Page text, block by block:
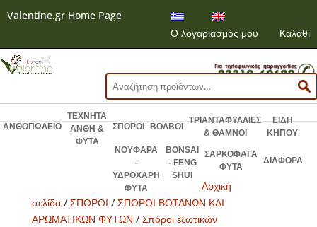
Valentine.gr Home Page
Ο λογαριασμός μου
Καλάθι
Αναζήτηση
για:
ΑΝΘΟΠΩΛΕΙΟ
ΤΕΧΝΗΤΑ
ΑΝΘΗ &
ΦΥΤΑ
ΣΠΟΡΟΙ ΒΟΛΒΟΙ
ΤΡΙΑΝΤΑΦΥΛΛΙΕΣ
& ΘΑΜΝΟΙ
ΕΙΔΗ
ΚΗΠΟΥ
ΝΟΥΦΑΡΑ
-
ΥΔΡΟΧΑΡΗ
ΦΥΤΑ
BONSAI
- FENG
SHUI
ΣΑΡΚΟΦΑΓΑ
ΦΥΤΑ
ΔΙΑΦΟΡΑ
Αρχική
σελίδα/ ΣΠΟΡΟΙ / ΣΠΟΡΟΙ ΒΟΤΑΝΩΝ ΚΑΙ
ΑΡΩΜΑΤΙΚΩΝ ΦΥΤΩΝ / Σπόροι εξωτικών